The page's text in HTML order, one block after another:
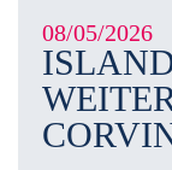
08/05/2026